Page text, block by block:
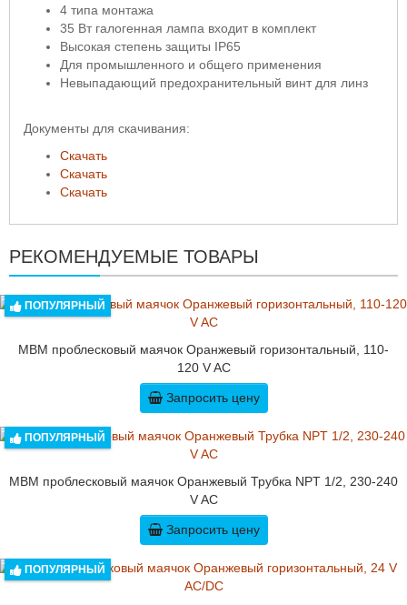
4 типа монтажа
35 Вт галогенная лампа входит в комплект
Высокая степень защиты IP65
Для промышленного и общего применения
Невыпадающий предохранительный винт для линз
Документы для скачивания:
Скачать
Скачать
Скачать
РЕКОМЕНДУЕМЫЕ ТОВАРЫ
ПОПУЛЯРНЫЙ
MBM проблесковый маячок Оранжевый горизонтальный, 110-
120 V AC
Запросить цену
ПОПУЛЯРНЫЙ
MBM проблесковый маячок Оранжевый Трубка NPT 1/2, 230-240
V AC
Запросить цену
ПОПУЛЯРНЫЙ